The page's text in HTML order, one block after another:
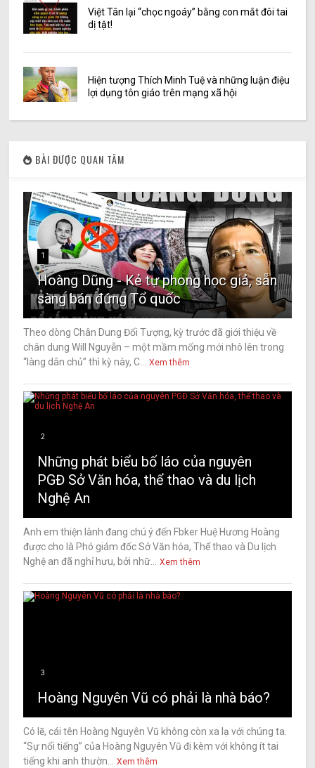
Việt Tân lại “chọc ngoáy” bằng con mắt đôi tai
dị tật!
Hiện tượng Thích Minh Tuệ và những luận điệu
lợi dụng tôn giáo trên mạng xã hội
BÀI ĐƯỢC QUAN TÂM
1
Hoàng Dũng - Kẻ tự phong học giả, sẵn
sàng bán đứng Tổ quốc
Theo dòng Chân Dung Đối Tượng, kỳ trước đã giới thiệu về
chân dung Will Nguyễn – một mầm mống mới nhô lên trong
“làng dân chủ” thì kỳ này, C... Xem thêm
2
Những phát biểu bố láo của nguyên
PGĐ Sở Văn hóa, thể thao và du lịch
Nghệ An
Anh em thiện lành đang chú ý đến Fbker Huệ Hương Hoàng
được cho là Phó giám đốc Sở Văn hóa, Thể thao và Du lịch
Nghệ an đã nghỉ hưu, bởi nhữ... Xem thêm
3
Hoàng Nguyên Vũ có phải là nhà báo?
Có lẽ, cái tên Hoàng Nguyên Vũ không còn xa lạ với chúng ta.
“Sự nổi tiếng” của Hoàng Nguyên Vũ đi kèm với không ít tai
tiếng khi anh thườn... Xem thêm